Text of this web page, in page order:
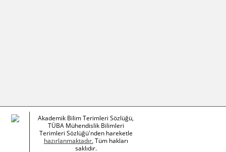
Akademik Bilim Terimleri Sözlüğü,
TÜBA Mühendislik Bilimleri
Terimleri Sözlüğü'nden hareketle
hazırlanmaktadır.Tüm hakları
saklıdır.